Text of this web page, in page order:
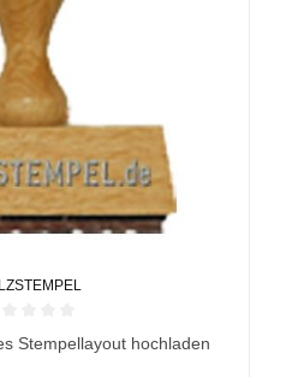
von 0 von 5 Sternen
Stempellayout hochladen